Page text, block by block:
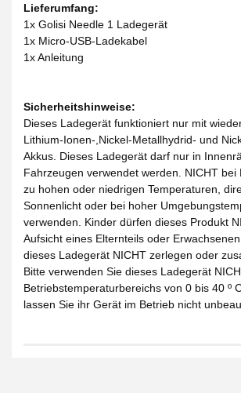
Lieferumfang:
1x Golisi Needle 1 Ladegerät
1x Micro-USB-Ladekabel
1x Anleitung
Sicherheitshinweise:
Dieses Ladegerät funktioniert nur mit
Lithium-Ionen-,Nickel-Metallhydrid- und
Akkus. Dieses Ladegerät darf nur in
Fahrzeugen verwendet werden. NICHT bei
zu hohen oder niedrigen Temperaturen,
Sonnenlicht oder bei hoher
verwenden. Kinder dürfen dieses Produkt
Aufsicht eines Elternteils oder
dieses Ladegerät NICHT zerlegen oder
Bitte verwenden Sie dieses Ladegerät
Betriebstemperaturbereichs von 0 bis 40 º
lassen Sie ihr Gerät im Betrieb nicht